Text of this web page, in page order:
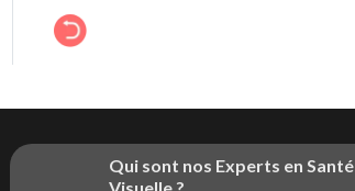
Qui sont nos Experts en Santé